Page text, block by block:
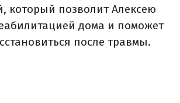
который позволит Алексею
дома и поможет
после травмы.